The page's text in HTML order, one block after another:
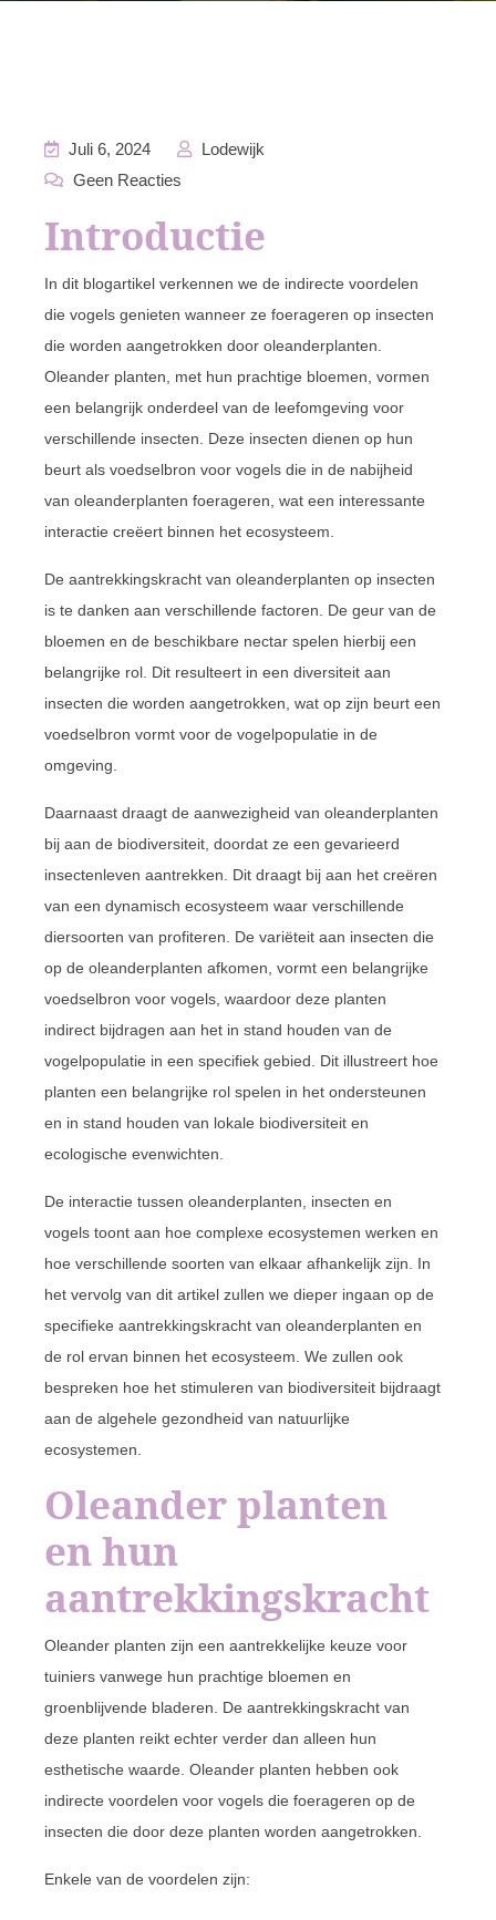
Juli 6, 2024
Lodewijk
Geen Reacties
Introductie
In dit blogartikel verkennen we de indirecte voordelen
die vogels genieten wanneer ze foerageren op insecten
die worden aangetrokken door oleanderplanten.
Oleander planten, met hun prachtige bloemen, vormen
een belangrijk onderdeel van de leefomgeving voor
verschillende insecten. Deze insecten dienen op hun
beurt als voedselbron voor vogels die in de nabijheid
van oleanderplanten foerageren, wat een interessante
interactie creëert binnen het ecosysteem.
De aantrekkingskracht van oleanderplanten op insecten
is te danken aan verschillende factoren. De geur van de
bloemen en de beschikbare nectar spelen hierbij een
belangrijke rol. Dit resulteert in een diversiteit aan
insecten die worden aangetrokken, wat op zijn beurt een
voedselbron vormt voor de vogelpopulatie in de
omgeving.
Daarnaast draagt de aanwezigheid van oleanderplanten
bij aan de biodiversiteit, doordat ze een gevarieerd
insectenleven aantrekken. Dit draagt bij aan het creëren
van een dynamisch ecosysteem waar verschillende
diersoorten van profiteren. De variëteit aan insecten die
op de oleanderplanten afkomen, vormt een belangrijke
voedselbron voor vogels, waardoor deze planten
indirect bijdragen aan het in stand houden van de
vogelpopulatie in een specifiek gebied. Dit illustreert hoe
planten een belangrijke rol spelen in het ondersteunen
en in stand houden van lokale biodiversiteit en
ecologische evenwichten.
De interactie tussen oleanderplanten, insecten en
vogels toont aan hoe complexe ecosystemen werken en
hoe verschillende soorten van elkaar afhankelijk zijn. In
het vervolg van dit artikel zullen we dieper ingaan op de
specifieke aantrekkingskracht van oleanderplanten en
de rol ervan binnen het ecosysteem. We zullen ook
bespreken hoe het stimuleren van biodiversiteit bijdraagt
aan de algehele gezondheid van natuurlijke
ecosystemen.
Oleander planten
en hun
aantrekkingskracht
Oleander planten zijn een aantrekkelijke keuze voor
tuiniers vanwege hun prachtige bloemen en
groenblijvende bladeren. De aantrekkingskracht van
deze planten reikt echter verder dan alleen hun
esthetische waarde. Oleander planten hebben ook
indirecte voordelen voor vogels die foerageren op de
insecten die door deze planten worden aangetrokken.
Enkele van de voordelen zijn: